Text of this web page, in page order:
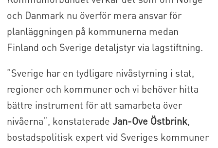
och Danmark nu överför mera ansvar för
planläggningen på kommunerna medan
Finland och Sverige detaljstyr via lagstiftning.
”Sverige har en tydligare nivåstyrning i stat,
regioner och kommuner och vi behöver hitta
bättre instrument för att samarbeta över
nivåerna”, konstaterade Jan-Ove Östbrink,
bostadspolitisk expert vid Sveriges kommuner